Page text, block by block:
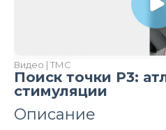
Видео | ТМС
Поиск точки P3:
стимуляции
Описание